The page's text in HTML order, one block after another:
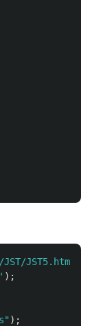
JST5.html
' );
" );